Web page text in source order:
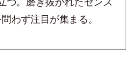
わず注目が集まる。